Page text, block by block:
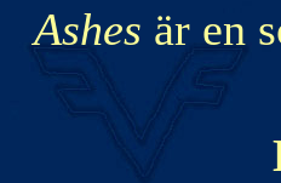
Ashes är en